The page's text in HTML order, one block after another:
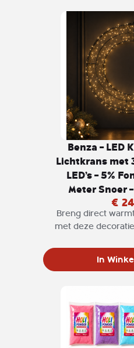
zorgen de 272
en
Benza – LED
Lichtkrans met
LED’s – 5%
Meter Snoer
€
Breng direct
met deze
In